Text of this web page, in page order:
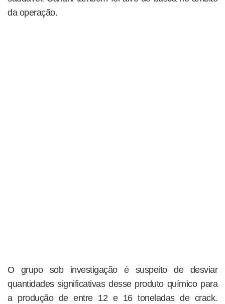
da operação.
O grupo sob investigação é suspeito de desviar
quantidades significativas desse produto químico para
a produção de entre 12 e 16 toneladas de crack.